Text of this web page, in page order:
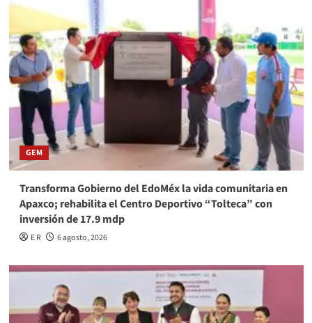
GEM
Transforma Gobierno del EdoMéx la vida comunitaria en
Apaxco; rehabilita el Centro Deportivo “Tolteca” con
inversión de 17.9 mdp
E R 6 agosto, 2026